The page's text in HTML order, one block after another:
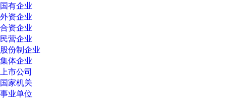
国有企业
外资企业
合资企业
民营企业
股份制企业
集体企业
上市公司
国家机关
事业单位